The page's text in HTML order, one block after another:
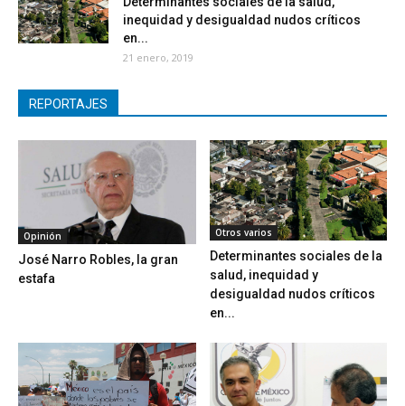
inequidad y desigualdad nudos críticos
en...
21 enero, 2019
REPORTAJES
Opinión
José Narro Robles, la gran
estafa
Otros varios
Determinantes sociales de la
salud, inequidad y
desigualdad nudos críticos
en...